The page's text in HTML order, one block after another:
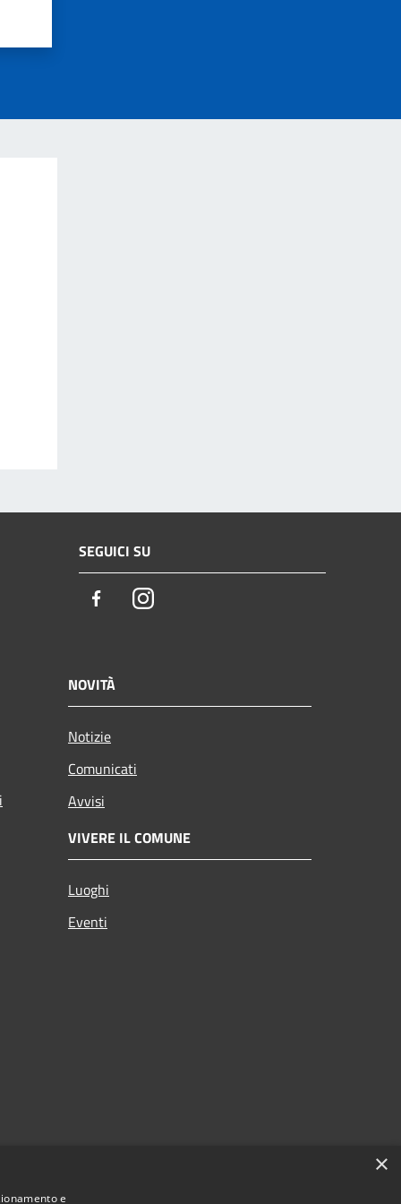
SEGUICI SU
FacebookInstagram
NOVITÀ
Notizie
Comunicati
Avvisi
VIVERE IL COMUNE
Luoghi
Eventi
×
e